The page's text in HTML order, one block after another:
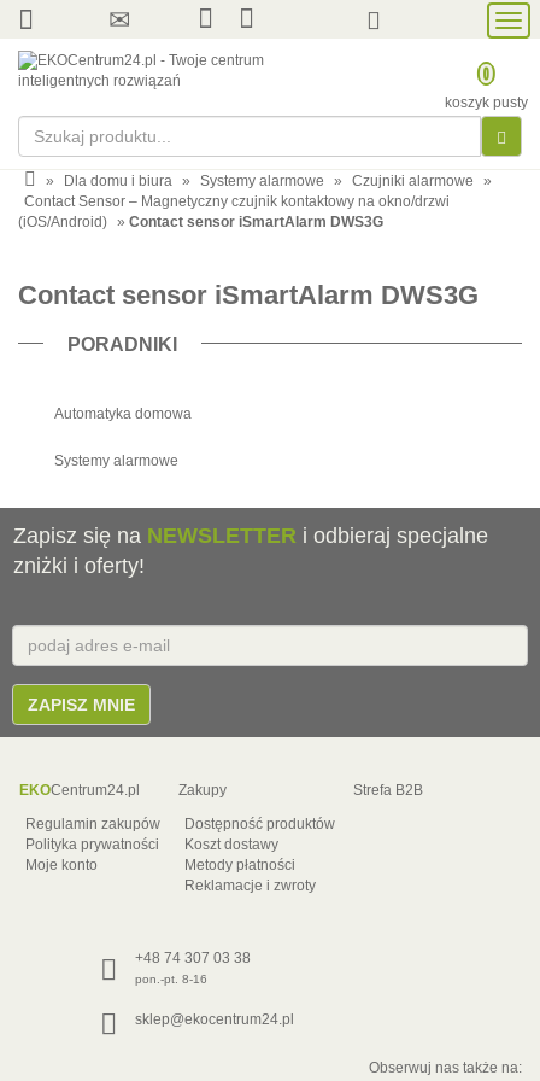
0
koszyk pusty
» Dla domu i biura » Systemy alarmowe » Czujniki alarmowe
»
Contact Sensor – Magnetyczny czujnik kontaktowy na okno/drzwi
(iOS/Android) » Contact sensor iSmartAlarm DWS3G
Contact sensor iSmartAlarm DWS3G
PORADNIKI
Automatyka domowa
Systemy alarmowe
Zapisz się na NEWSLETTER i odbieraj specjalne
zniżki i oferty!
Email
E-
mail
ZAPISZ MNIE
EKOCentrum24.pl
Regulamin zakupów
Polityka prywatności
Moje konto
Zakupy
Dostępność produktów
Koszt dostawy
Metody płatności
Reklamacje i zwroty
Strefa B2B
+48 74 307 03 38
pon.-pt. 8-16
sklep@ekocentrum24.pl
Obserwuj nas także na: